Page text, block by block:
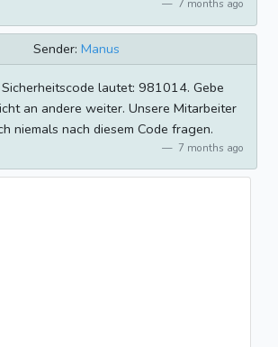
7 months ago
Sender: Manus
lautet: 981014. Gebe
an andere weiter. Unsere Mitarbeiter
niemals nach diesem Code fragen.
7 months ago